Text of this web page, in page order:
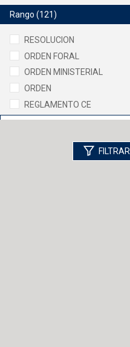
Rango (121)
RESOLUCION
ORDEN FORAL
ORDEN MINISTERIAL
ORDEN
REGLAMENTO CE
FILTRAR